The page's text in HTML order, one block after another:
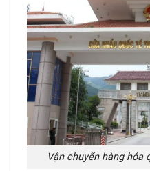
Vận chuyển hàng hóa